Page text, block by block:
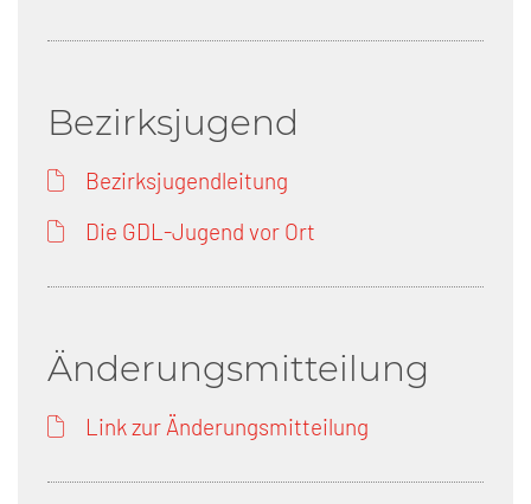
Bezirksjugend
Bezirksjugendleitung
Die GDL-Jugend vor Ort
Änderungsmitteilung
Link zur Änderungsmitteilung